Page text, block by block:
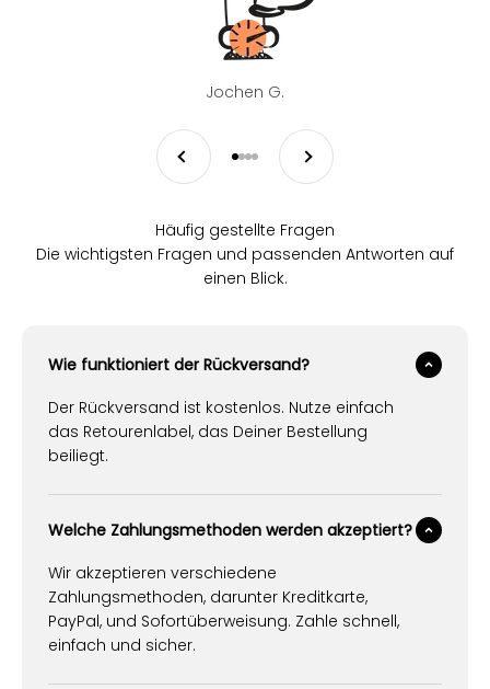
Jochen G.
Zurück
Gehe zu Element 1
Gehe zu Element 2
Gehe zu Element 3
Gehe zu Element 4
Vor
Häufig gestellte Fragen
Die wichtigsten Fragen und passenden Antworten auf
einen Blick.
Wie funktioniert der Rückversand?
Der Rückversand ist kostenlos. Nutze einfach
das Retourenlabel, das Deiner Bestellung
beiliegt.
Welche Zahlungsmethoden werden akzeptiert?
Wir akzeptieren verschiedene
Zahlungsmethoden, darunter Kreditkarte,
PayPal, und Sofortüberweisung. Zahle schnell,
einfach und sicher.